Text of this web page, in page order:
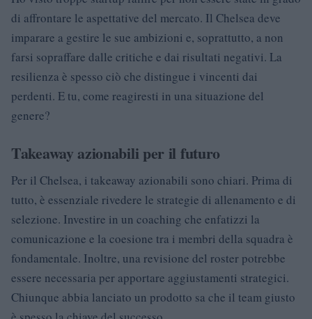
di affrontare le aspettative del mercato. Il Chelsea deve
imparare a gestire le sue ambizioni e, soprattutto, a non
farsi sopraffare dalle critiche e dai risultati negativi. La
resilienza è spesso ciò che distingue i vincenti dai
perdenti. E tu, come reagiresti in una situazione del
genere?
Takeaway azionabili per il futuro
Per il Chelsea, i takeaway azionabili sono chiari. Prima di
tutto, è essenziale rivedere le strategie di allenamento e di
selezione. Investire in un coaching che enfatizzi la
comunicazione e la coesione tra i membri della squadra è
fondamentale. Inoltre, una revisione del roster potrebbe
essere necessaria per apportare aggiustamenti strategici.
Chiunque abbia lanciato un prodotto sa che il team giusto